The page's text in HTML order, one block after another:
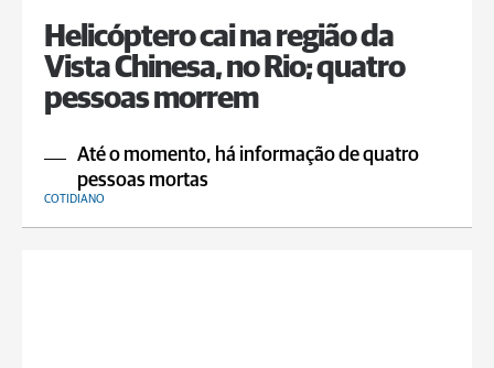
Helicóptero cai na região da
Vista Chinesa, no Rio; quatro
pessoas morrem
Até o momento, há informação de quatro
pessoas mortas
COTIDIANO